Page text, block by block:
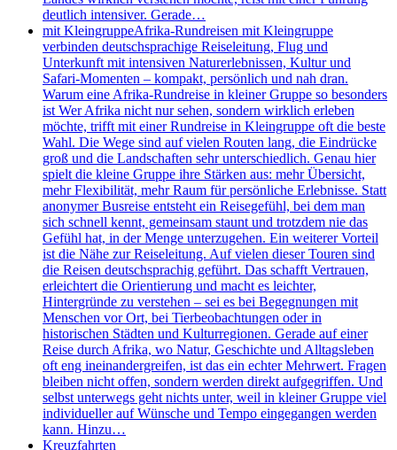
deutlich intensiver. Gerade…
mit KleingruppeAfrika-Rundreisen mit Kleingruppe
verbinden deutschsprachige Reiseleitung, Flug und
Unterkunft mit intensiven Naturerlebnissen, Kultur und
Safari-Momenten – kompakt, persönlich und nah dran.
Warum eine Afrika-Rundreise in kleiner Gruppe so besonders
ist Wer Afrika nicht nur sehen, sondern wirklich erleben
möchte, trifft mit einer Rundreise in Kleingruppe oft die beste
Wahl. Die Wege sind auf vielen Routen lang, die Eindrücke
groß und die Landschaften sehr unterschiedlich. Genau hier
spielt die kleine Gruppe ihre Stärken aus: mehr Übersicht,
mehr Flexibilität, mehr Raum für persönliche Erlebnisse. Statt
anonymer Busreise entsteht ein Reisegefühl, bei dem man
sich schnell kennt, gemeinsam staunt und trotzdem nie das
Gefühl hat, in der Menge unterzugehen. Ein weiterer Vorteil
ist die Nähe zur Reiseleitung. Auf vielen dieser Touren sind
die Reisen deutschsprachig geführt. Das schafft Vertrauen,
erleichtert die Orientierung und macht es leichter,
Hintergründe zu verstehen – sei es bei Begegnungen mit
Menschen vor Ort, bei Tierbeobachtungen oder in
historischen Städten und Kulturregionen. Gerade auf einer
Reise durch Afrika, wo Natur, Geschichte und Alltagsleben
oft eng ineinandergreifen, ist das ein echter Mehrwert. Fragen
bleiben nicht offen, sondern werden direkt aufgegriffen. Und
selbst unterwegs geht nichts unter, weil in kleiner Gruppe viel
individueller auf Wünsche und Tempo eingegangen werden
kann. Hinzu…
Kreuzfahrten